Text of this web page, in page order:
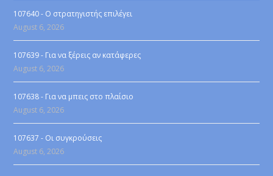
107640 - Ο στρατηγιστής επιλέγει
August 6, 2026
107639 - Για να ξέρεις αν κατάφερες
August 6, 2026
107638 - Για να μπεις στο πλαίσιο
August 6, 2026
107637 - Οι συγκρούσεις
August 6, 2026